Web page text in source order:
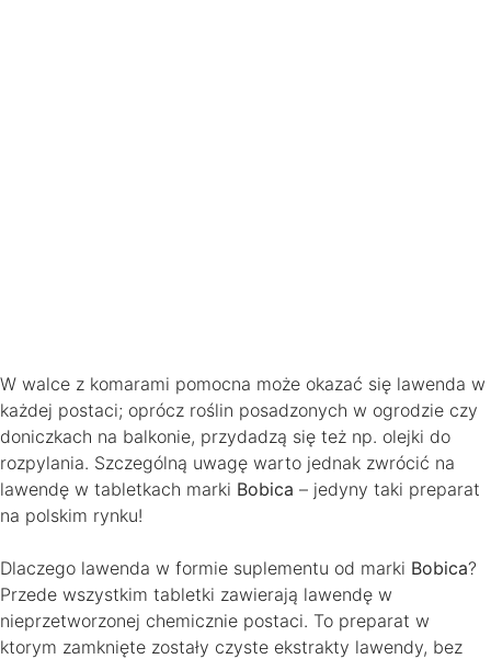
W walce z komarami pomocna może okazać się lawenda w
każdej postaci; oprócz roślin posadzonych w ogrodzie czy
doniczkach na balkonie, przydadzą się też np. olejki do
rozpylania. Szczególną uwagę warto jednak zwrócić na
lawendę w tabletkach marki Bobica – jedyny taki preparat
na polskim rynku!
Dlaczego lawenda w formie suplementu od marki Bobica?
Przede wszystkim tabletki zawierają lawendę w
nieprzetworzonej chemicznie postaci. To preparat w
ktorym zamknięte zostały czyste ekstrakty lawendy, bez